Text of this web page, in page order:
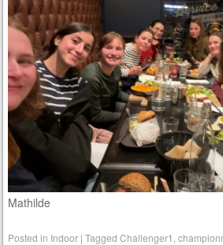
Mathilde
Posted in Indoor |TaggedChallenger1 ,